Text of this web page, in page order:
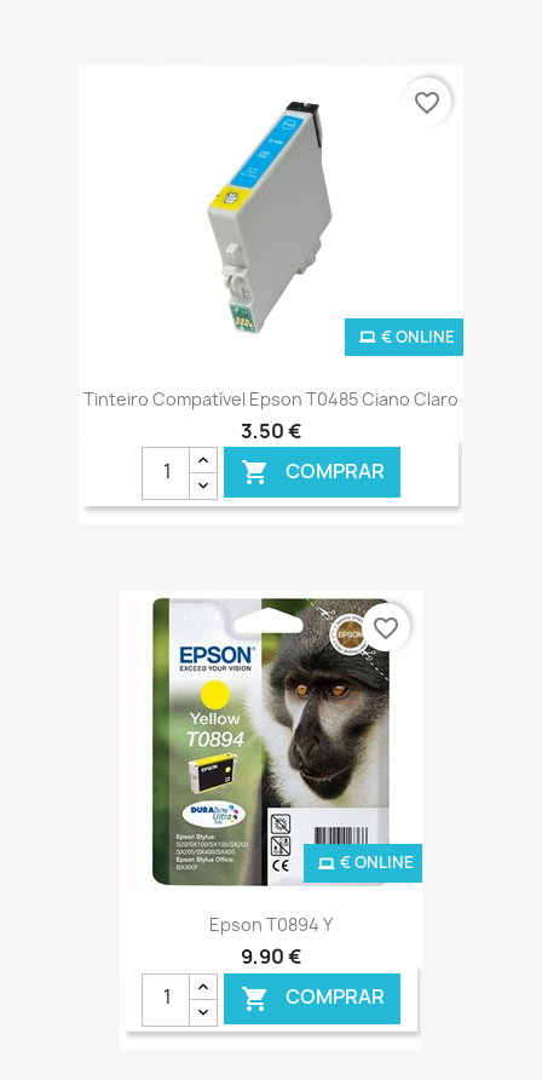
Tinteiro Compatível Epson T0485 Ciano Claro
3,50 €
 COMPRAR
€ ONLINE
favorite_border
Epson T0894 Y
9,90 €
 COMPRAR
€ ONLINE
favorite_border